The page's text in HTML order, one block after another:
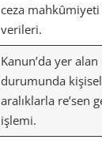
ceza
verileri.
Kanun’da yer
durumunda
aralıklarla re’sen
işlemi.